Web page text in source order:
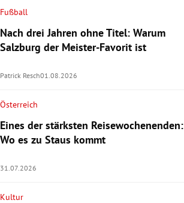
Fußball
Nach drei Jahren ohne Titel: Warum
Salzburg der Meister-Favorit ist
Patrick Resch01.08.2026
Österreich
Eines der stärksten Reisewochenenden:
Wo es zu Staus kommt
31.07.2026
Kultur